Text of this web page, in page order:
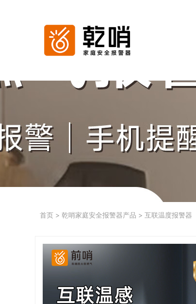
首页 > 乾哨家庭安全报警器产品 > 互联温度报警器